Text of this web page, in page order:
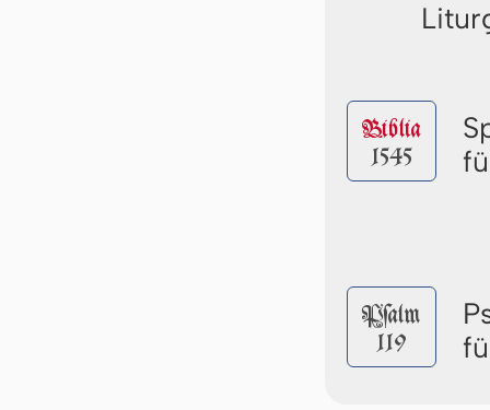
Biblia
1545
Pſalm
119